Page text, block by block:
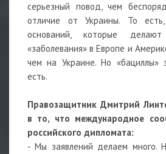
серьезный повод, чем
отличие от Украины. То
оснований, которые
«заболевания» в Европе и
чем на Украине. Но «бациллы»
есть.
Правозащитник Дмитрий
в то, что международное
российского дипломата:
- Мы заявлений делаем много.